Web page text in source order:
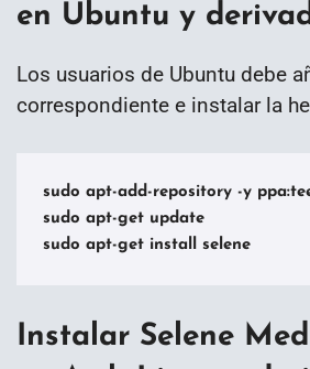
en Ubuntu y
Los usuarios de Ubuntu debe
correspondiente e instalar la
sudo apt-add-repository -y
sudo apt-get update
Instalar Selene